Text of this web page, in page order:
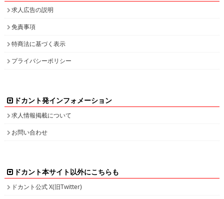
求人広告の説明
免責事項
特商法に基づく表示
プライバシーポリシー
ドカント発インフォメーション
求人情報掲載について
お問い合わせ
ドカント本サイト以外にこちらも
ドカント公式 X(旧Twitter)